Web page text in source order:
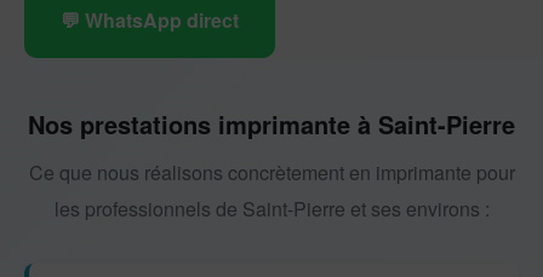
💬 WhatsApp direct
Nos prestations imprimante à Saint-Pierre
Ce que nous réalisons concrètement en imprimante pour
les professionnels de Saint-Pierre et ses environs :